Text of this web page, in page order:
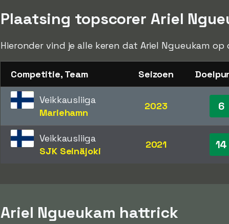
Plaatsing topscorer Ariel
Hieronder vind je alle keren dat Ariel Ngueukam
Competitie, Team Seizoen
Veikkausliiga
Mariehamn
2023 6
Veikkausliiga
SJK Seinäjoki
2021 14
Ariel Ngueukam hattrick